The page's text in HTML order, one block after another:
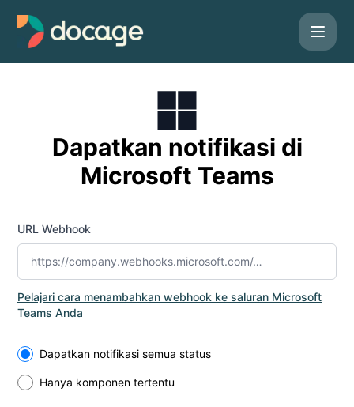
Docage - Dapatkan notifikasi dengan Microsoft Teams
Dapatkan notifikasi di
Microsoft Teams
URL Webhook
Pelajari cara menambahkan webhook ke saluran Microsoft
Teams Anda
Select the components you want to receive updates for
Dapatkan notifikasi semua status
Hanya komponen tertentu